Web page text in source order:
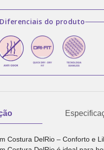
Diferenciais do produto
Costura DelRio – Conforto e